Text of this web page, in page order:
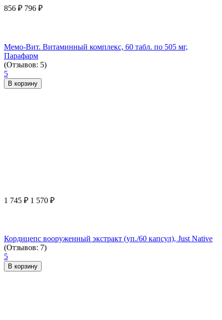
856 ₽ 796 ₽
Мемо-Вит. Витаминный комплекс, 60 табл. по 505 мг,
Парафарм
(Отзывов: 5)
5
В корзину
1 745 ₽ 1 570 ₽
Кордицепс вооруженный экстракт (уп./60 капсул), Just Native
(Отзывов: 7)
5
В корзину